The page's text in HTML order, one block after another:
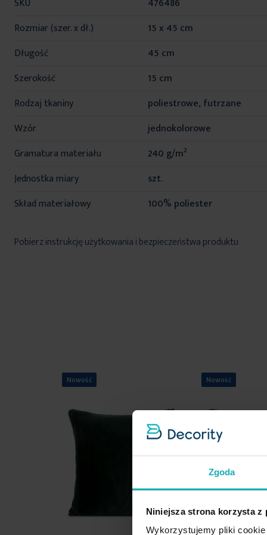
Zgoda
Niniejsza strona korzysta z
Wykorzystujemy pliki
SKU
476486
Rozmiar (szer. x dł.)
15 x 45 cm
Długość
45 cm
Szerokość
15 cm
Rodzaj tkaniny
poliestrowe, futrzane
Wzór
jednokolorowe
Gramatura materiału
240 g/m²
Jednostka miary
szt.
Skład materiałowy
100% poliester
Pobierz instrukcję użytkowania i bezpieczeństwa produktu
Nowość Nowość